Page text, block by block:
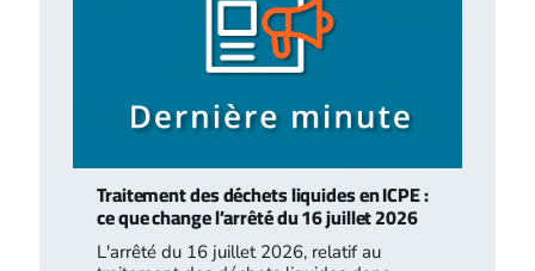
Traitement des déchets liquides en ICPE :
ce que change l’arrêté du 16 juillet 2026
L'arrêté du 16 juillet 2026, relatif au